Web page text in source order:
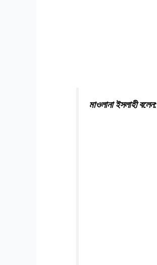
মাওলানা ইসলাহী বলেন: